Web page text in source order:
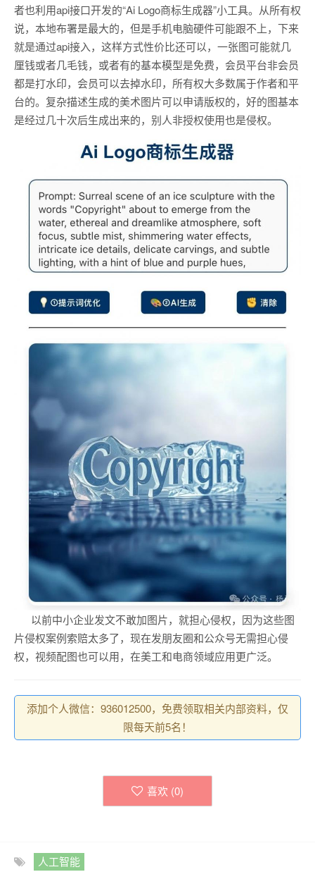
者也利用api接口开发的“Ai Logo商标生成器”小工具。从所有权
说，本地布署是最大的，但是手机电脑硬件可能跟不上，下来
就是通过api接入，这样方式性价比还可以，一张图可能就几
厘钱或者几毛钱，或者有的基本模型是免费，会员平台非会员
都是打水印，会员可以去掉水印，所有权大多数属于作者和平
台的。复杂描述生成的美术图片可以申请版权的，好的图基本
是经过几十次后生成出来的，别人非授权使用也是侵权。
以前中小企业发文不敢加图片，就担心侵权，因为这些图
片侵权案例索赔太多了，现在发朋友圈和公众号无需担心侵
权，视频配图也可以用，在美工和电商领域应用更广泛。
添加个人微信：936012500，免费领取相关内部资料，仅
限每天前5名！
喜欢 (0)
人工智能